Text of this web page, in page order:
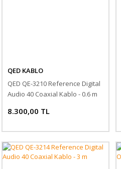
QED KABLO
QED QE-3210 Reference Digital
Audio 40 Coaxial Kablo - 0.6 m
8.300,00 TL